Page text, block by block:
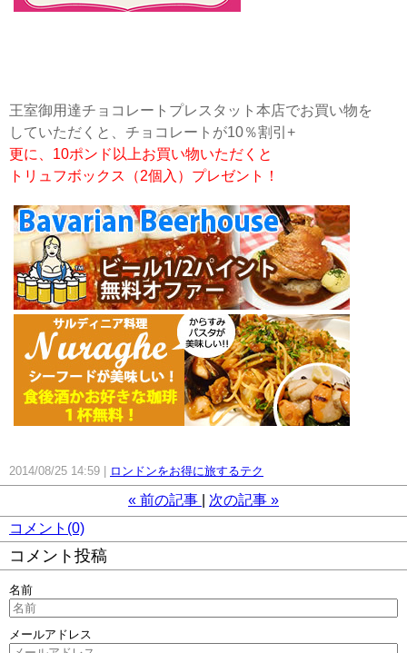
王室御用達チョコレートプレスタット本店でお買い物を
していただくと、チョコレートが10％割引+
更に、10ポンド以上お買い物いただくと
トリュフボックス（2個入）プレゼント！
2014/08/25 14:59 ロンドンをお得に旅するテク
« 前の記事 次の記事 »
コメント(0)
コメント投稿
名前
メールアドレス